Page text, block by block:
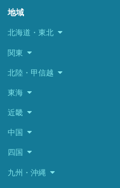
地域
北海道・東北
関東
北陸・甲信越
東海
近畿
中国
四国
九州・沖縄